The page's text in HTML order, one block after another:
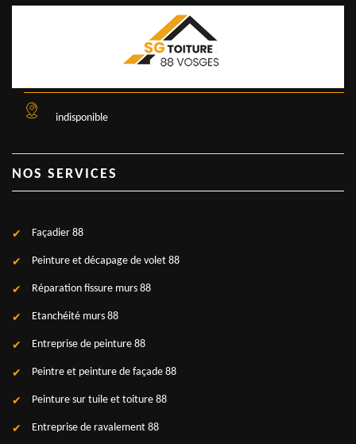
indisponible
NOS SERVICES
Façadier 88
Peinture et décapage de volet 88
Réparation fissure murs 88
Etanchéité murs 88
Entreprise de peinture 88
Peintre et peinture de façade 88
Peinture sur tuile et toiture 88
Entreprise de ravalement 88